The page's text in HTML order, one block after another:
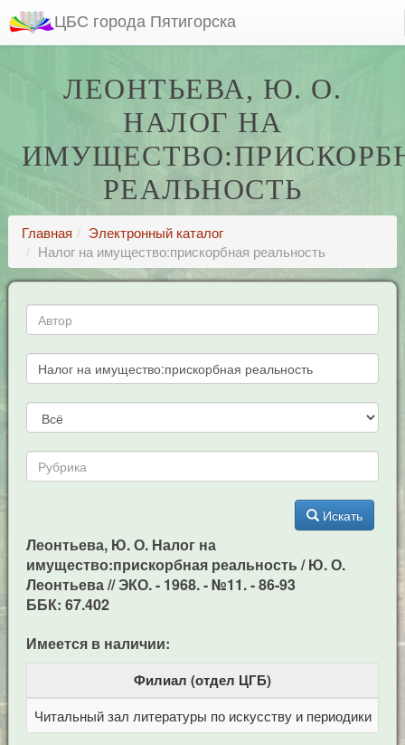
ЦБС города Пятигорска
ЛЕОНТЬЕВА, Ю. О.
НАЛОГ НА
РЕАЛЬНОСТЬ
Главная
Электронный каталог
Налог на имущество:прискорбная реальность
Искать
Леонтьева, Ю. О. Налог на
имущество:прискорбная реальность / Ю. О.
Леонтьева // ЭКО. - 1968. - №11. - 86-93
ББК: 67.402
Имеется в наличии:
Филиал (отдел ЦГБ)
Читальный зал литературы по искусству и периодики